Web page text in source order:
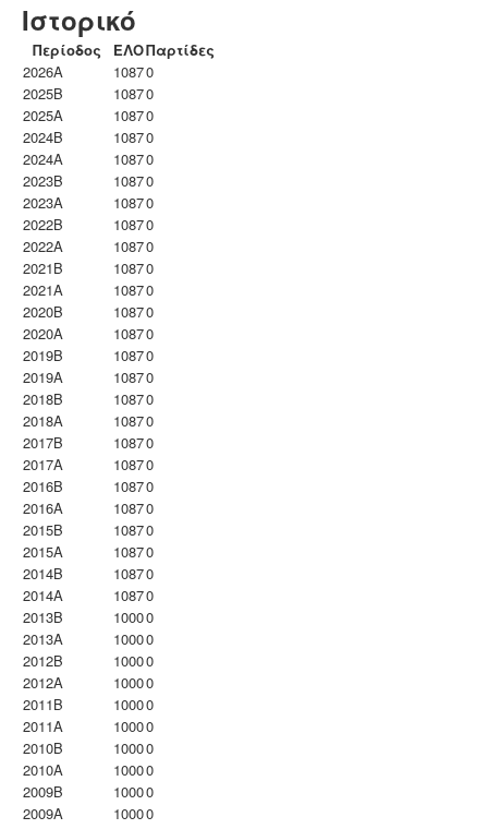
Ιστορικό
Περίοδος ΕΛΟΠαρτίδες
2026A
10870
2025B
10870
2025A
10870
2024B
10870
2024A
10870
2023B
10870
2023Α
10870
2022B
10870
2022A
10870
2021B
10870
2021A
10870
2020B
10870
2020A
10870
2019B
10870
2019A
10870
2018B
10870
2018A
10870
2017B
10870
2017A
10870
2016B
10870
2016A
10870
2015B
10870
2015A
10870
2014B
10870
2014A
10870
2013B
10000
2013A
10000
2012B
10000
2012A
10000
2011B
10000
2011A
10000
2010B
10000
2010A
10000
2009B
10000
2009A
10000